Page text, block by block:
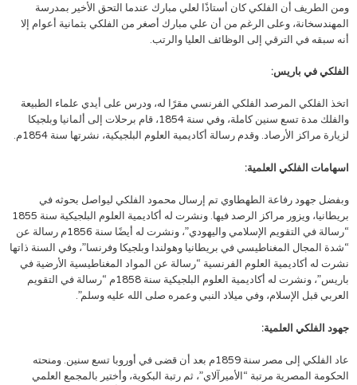
ومن الطريف أن الفلكي كان أستاذًا لعلي مبارك عندما التحق الأخير بمدرسة
المهندسخانة، وعلى الرغم من أن علي مبارك أصغر من الفلكي بثمانية أعوام إلا
أنه سبقه في الترقي إلى الوظائف العليا والرتب.
الفلكي في باريس:
اتخذ الفلكي المرصد الفلكي الفرنسي مقرًا له، ودرس على أيدي علماء الطبيعة
والفلك مدة تسع سنين كاملة، وفي سنة 1854، قام برحلات إلى ألمانيا وبلجيكا
لزيارة مراكز الأرصاد. وقدم رسالة أكاديمية العلوم البلجيكية، نشرتها سنة 1854م.
اسهامات الفلكي العلمية:
وبفضل جهود رفاعة الطهطاوي تم إرسال محمود الفلكي ليواصل بحوثه في
بريطانيا، ويزور مراكز الرصد فيها. ونشرت له أكاديمية العلوم البلجيكية سنة 1855
“رسالة في التقويم الإسلامي واليهودي”، ونشرت له أيضًا سنة 1856م رسالة عن
“شدة المجال المغناطيسي في بريطانيا وهولندا وبلجيكا وفرنسا”، وفي السنة ذاتها
نشرت له أكاديمية العلوم الفرنسية “رسالة عن المواد المغناطيسية الأرضية في
باريس”، ونشرت له أكاديمية العلوم البلجيكية سنة 1858م “رسالة في التقويم
العربي قبل الإسلام، وفي ميلاد النبي وعمره صلى الله عليه وسلم”.
جهود الفلكي العلمية:
عاد الفلكي إلى مصر سنة 1859م بعد أن قضى في أوروبا تسع سنين. ومنحته
الحكومة المصرية مرتبة “الأميرآلاي”، ثم رتبة البكوية، وأختير بالمجمع العلمي